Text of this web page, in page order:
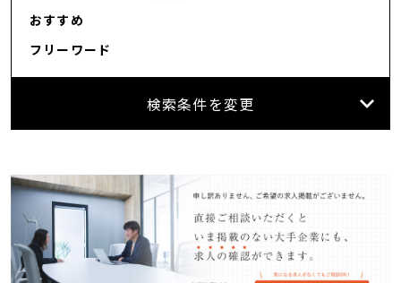
おすすめ
フリーワード
検索条件を変更